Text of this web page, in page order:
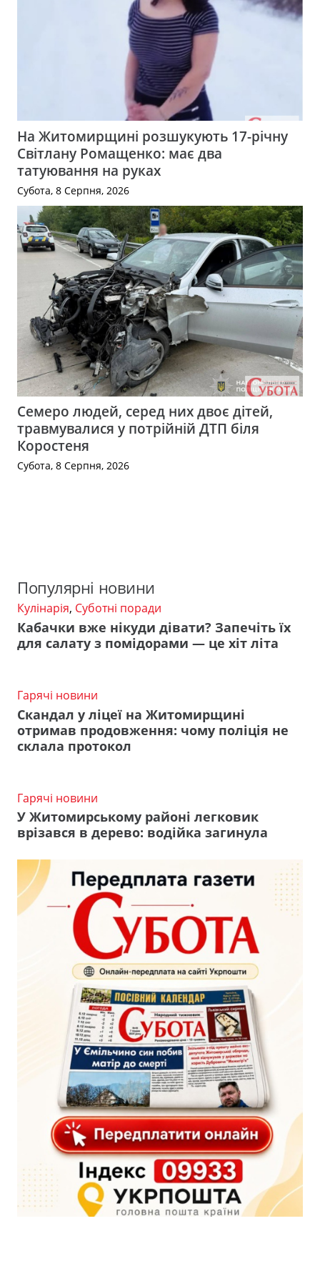
На Житомирщині розшукують 17-річну
Світлану Ромащенко: має два
татуювання на руках
Субота, 8 Серпня, 2026
Семеро людей, серед них двоє дітей,
травмувалися у потрійній ДТП біля
Коростеня
Субота, 8 Серпня, 2026
Популярні новини
Кулінарія, Суботні поради
Кабачки вже нікуди дівати? Запечіть їх
для салату з помідорами — це хіт літа
Гарячі новини
Скандал у ліцеї на Житомирщині
отримав продовження: чому поліція не
склала протокол
Гарячі новини
У Житомирському районі легковик
врізався в дерево: водійка загинула